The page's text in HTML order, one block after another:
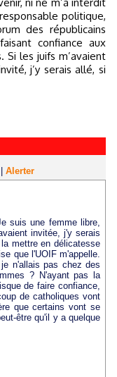
politique,
des républicains
confiance aux
Si les juifs m’avaient
j’y serais allé, si
Alerter
suis une femme libre,
invitée, j'y serais
mettre en délicatesse
que l'UOIF m'appelle.
n'allais pas chez des
? N'ayant pas la
de faire confiance,
de catholiques vont
que certains vont se
être qu'il y a quelque